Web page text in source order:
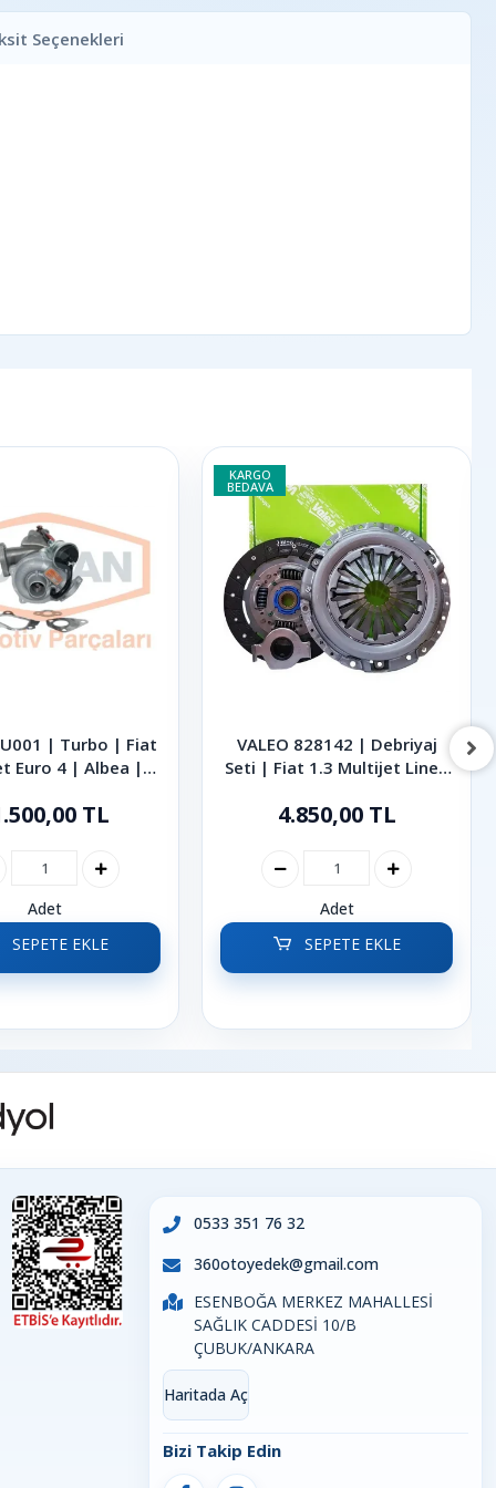
Seçenekleri
U001 | Turbo | Fiat
Euro 4 | Albea |
Fiorino TL
Adet
SEPETE EKLE
KARGO
BEDAVA
VALEO 828142 | Debriyaj
Seti | Fiat 1.3 Multijet Linea
Palio
4.850,00 TL
Adet
SEPETE EKLE
0533 351 76 32
360otoyedek@gmail.com
ESENBOĞA MERKEZ MAHALLESİ
SAĞLIK CADDESİ 10/B
ÇUBUK/ANKARA
Haritada Aç
Bizi Takip Edin